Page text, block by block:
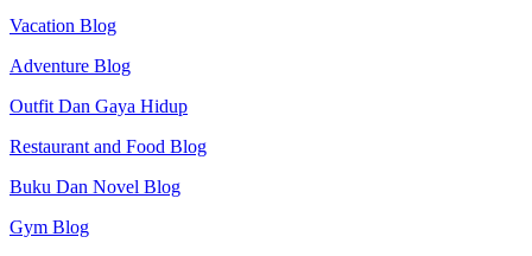
Vacation Blog
Adventure Blog
Outfit Dan Gaya Hidup
Restaurant and Food Blog
Buku Dan Novel Blog
Gym Blog